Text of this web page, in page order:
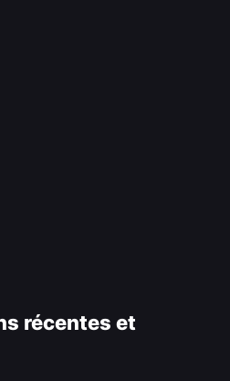
récentes et